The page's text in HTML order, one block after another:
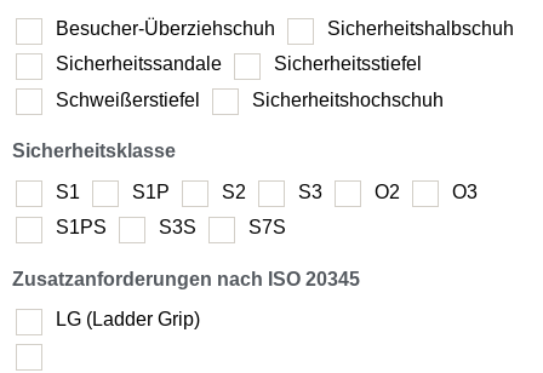
Besucher-Überziehschuh
Sicherheitshalbschuh
Sicherheitssandale
Sicherheitsstiefel
Schweißerstiefel
Sicherheitshochschuh
Sicherheitsklasse
S1
S1P S2 S3 O2
O3
S1PS
S3S S7S
Zusatzanforderungen nach ISO 20345
LG (Ladder Grip)